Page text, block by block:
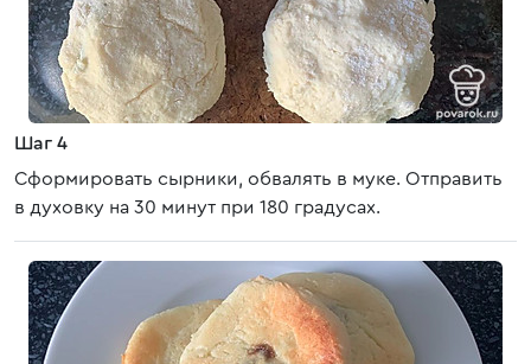
Шаг 4
Сформировать сырники, обвалять в муке. Отправить
в духовку на 30 минут при 180 градусах.